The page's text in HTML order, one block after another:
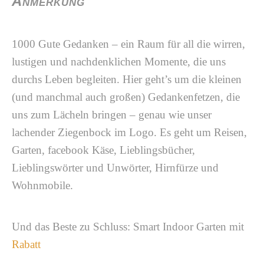
1000 Gute Gedanken – ein Raum für all die wirren,
lustigen und nachdenklichen Momente, die uns
durchs Leben begleiten. Hier geht’s um die kleinen
(und manchmal auch großen) Gedankenfetzen, die
uns zum Lächeln bringen – genau wie unser
lachender Ziegenbock im Logo. Es geht um Reisen,
Garten, facebook Käse, Lieblingsbücher,
Lieblingswörter und Unwörter, Hirnfürze und
Wohnmobile.
Und das Beste zu Schluss: Smart Indoor Garten mit
Rabatt